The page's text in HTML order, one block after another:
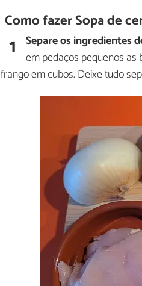
Como fazer Sopa de
1 Separe os ingredientes
em pedaços pequenos as
frango em cubos. Deixe tudo